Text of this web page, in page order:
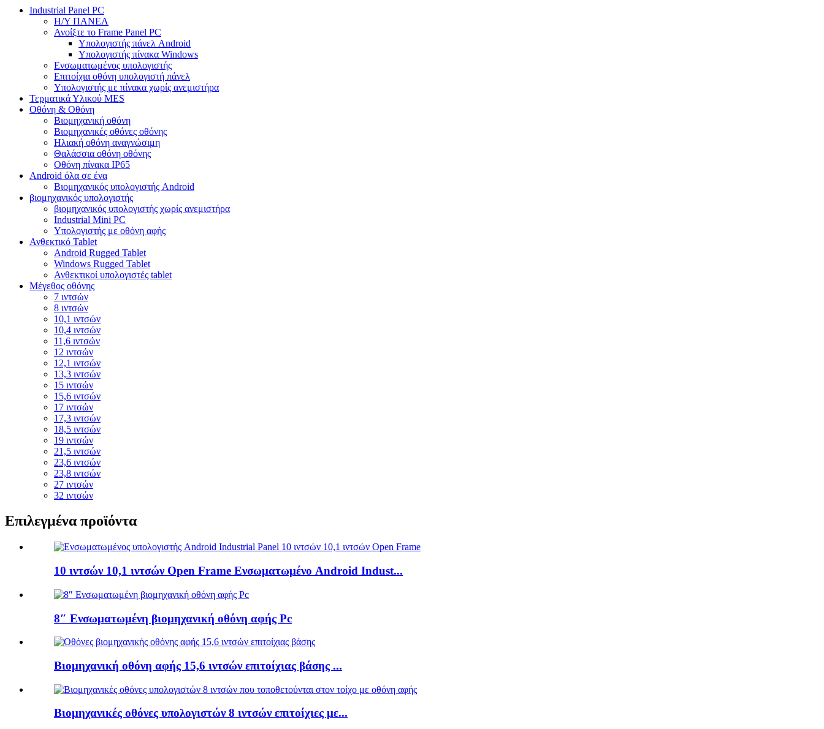
Industrial Panel PC
Η/Υ ΠΑΝΕΛ
Ανοίξτε το Frame Panel PC
Υπολογιστής πάνελ Android
Υπολογιστής πίνακα Windows
Ενσωματωμένος υπολογιστής
Επιτοίχια οθόνη υπολογιστή πάνελ
Υπολογιστής με πίνακα χωρίς ανεμιστήρα
Τερματικά Υλικού MES
Οθόνη & Οθόνη
Βιομηχανική οθόνη
Βιομηχανικές οθόνες οθόνης
Ηλιακή οθόνη αναγνώσιμη
Θαλάσσια οθόνη οθόνης
Οθόνη πίνακα IP65
Android όλα σε ένα
Βιομηχανικός υπολογιστής Android
βιομηχανικός υπολογιστής
βιομηχανικός υπολογιστής χωρίς ανεμιστήρα
Industrial Mini PC
Υπολογιστής με οθόνη αφής
Ανθεκτικό Tablet
Android Rugged Tablet
Windows Rugged Tablet
Ανθεκτικοί υπολογιστές tablet
Μέγεθος οθόνης
7 ιντσών
8 ιντσών
10,1 ιντσών
10,4 ιντσών
11,6 ιντσών
12 ιντσών
12,1 ιντσών
13,3 ιντσών
15 ιντσών
15,6 ιντσών
17 ιντσών
17,3 ιντσών
18,5 ιντσών
19 ιντσών
21,5 ιντσών
23,6 ιντσών
23,8 ιντσών
27 ιντσών
32 ιντσών
Επιλεγμένα προϊόντα
10 ιντσών 10,1 ιντσών Open Frame Ενσωματωμένο Android Indust...
8″ Ενσωματωμένη βιομηχανική οθόνη αφής Pc
Βιομηχανική οθόνη αφής 15,6 ιντσών επιτοίχιας βάσης ...
Βιομηχανικές οθόνες υπολογιστών 8 ιντσών επιτοίχιες με...